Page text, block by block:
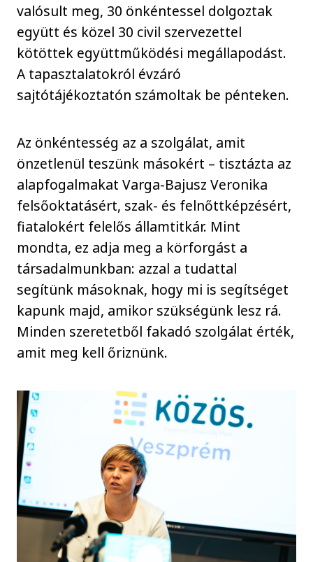
valósult meg, 30 önkéntessel dolgoztak
együtt és közel 30 civil szervezettel
kötöttek együttműködési megállapodást.
A tapasztalatokról évzáró
sajtótájékoztatón számoltak be pénteken.
Az önkéntesség az a szolgálat, amit
önzetlenül teszünk másokért – tisztázta az
alapfogalmakat Varga-Bajusz Veronika
felsőoktatásért, szak- és felnőttképzésért,
fiatalokért felelős államtitkár. Mint
mondta, ez adja meg a körforgást a
társadalmunkban: azzal a tudattal
segítünk másoknak, hogy mi is segítséget
kapunk majd, amikor szükségünk lesz rá.
Minden szeretetből fakadó szolgálat érték,
amit meg kell őriznünk.